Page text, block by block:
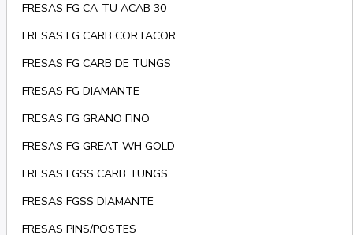
FRESAS FG CA-TU ACAB 30
FRESAS FG CARB CORTACOR
FRESAS FG CARB DE TUNGS
FRESAS FG DIAMANTE
FRESAS FG GRANO FINO
FRESAS FG GREAT WH GOLD
FRESAS FGSS CARB TUNGS
FRESAS FGSS DIAMANTE
FRESAS PINS/POSTES